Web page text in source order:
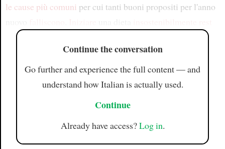
le cause più comuni per cui tanti buoni propositi per l'anno
Continue the conversation
Go further and experience the full content — and
understand how Italian is actually used.
Continue
Already have access?Log in.